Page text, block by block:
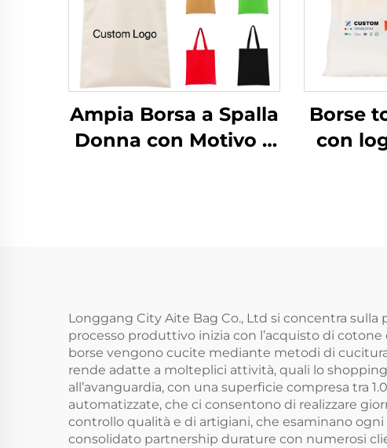
Ampia Borsa a Spalla
Donna con Motivo a
Borse
con
Longgang City Aite Bag Co., Ltd si concentra
processo produttivo inizia con l’acquisto di
borse vengono cucite mediante metodi di
rende adatte a molteplici attività, quali lo
all’avanguardia, con una superficie compresa tra
automatizzate, che ci consentono di realizzare
controllo qualità e di artigiani, che esaminano
consolidato partnership durature con numerosi